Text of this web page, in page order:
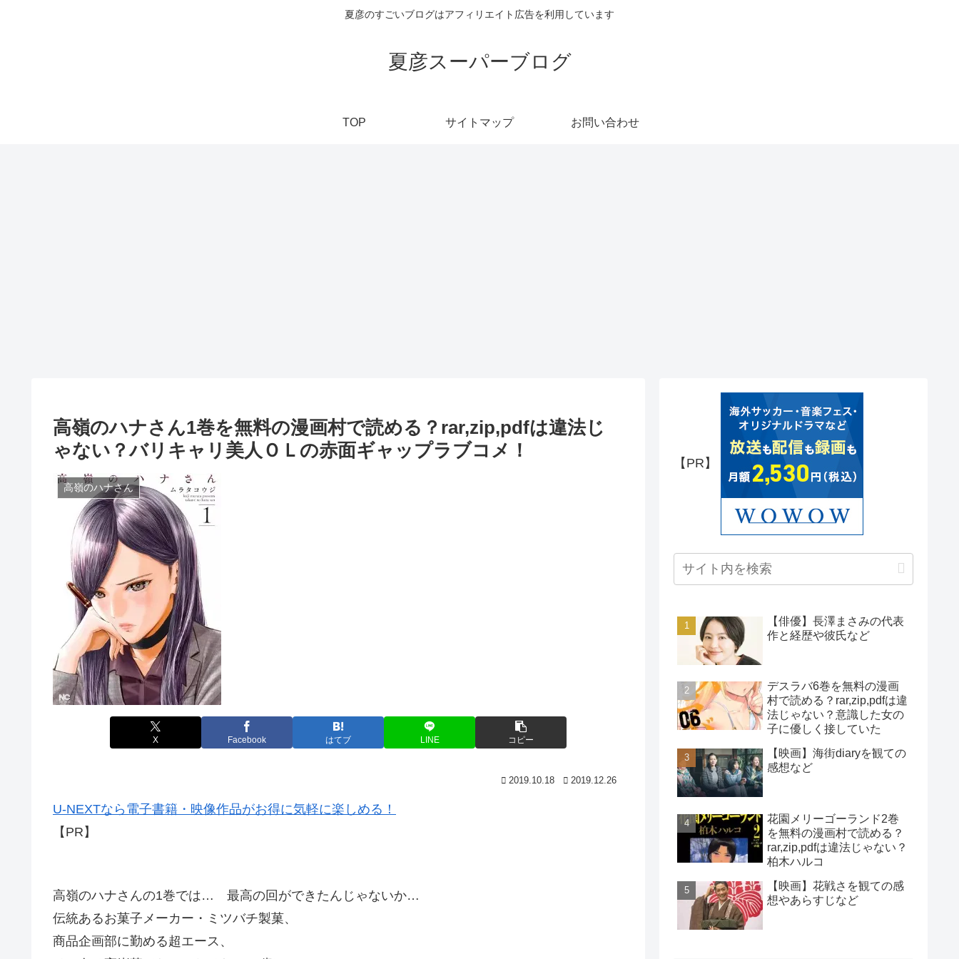
夏彦のすごいブログはアフィリエイト広告を利用しています
夏彦スーパーブログ
TOP サイトマップ お問い合わせ
高嶺のハナさん1巻を無料の漫画村で読める？rar,zip,pdfは違法じ
ゃない？バリキャリ美人ＯＬの赤面ギャップラブコメ！
高嶺のハナさん
X Facebook はてブ LINE コピー
2019.10.18 2019.12.26
U-NEXTなら電子書籍・映像作品がお得に気軽に楽しめる！
【PR】
高嶺のハナさんの1巻では… 最高の回ができたんじゃないか…
伝統あるお菓子メーカー・ミツバチ製菓、
商品企画部に勤める超エース、
【PR】
【俳優】長澤まさみの代表
作と経歴や彼氏など
デスラバ6巻を無料の漫画
村で読める？rar,zip,pdfは違
法じゃない？意識した女の
子に優しく接していた
【映画】海街diaryを観ての
感想など
花園メリーゴーランド2巻
を無料の漫画村で読める？
rar,zip,pdfは違法じゃない？
柏木ハルコ
【映画】花戦さを観ての感
想やあらすじなど